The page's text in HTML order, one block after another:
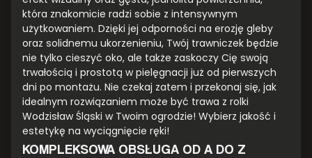
która znakomicie radzi sobie z intensywnym
użytkowaniem. Dzięki jej odporności na erozję gleby
oraz solidnemu ukorzenieniu, Twój trawniczek będzie
nie tylko cieszyć oko, ale także zaskoczy Cię swoją
trwałością i prostotą w pielęgnacji już od pierwszych
dni po montażu. Nie czekaj zatem i przekonaj się, jak
idealnym rozwiązaniem może być trawa z rolki
Wodzisław Śląski w Twoim ogrodzie! Wybierz jakość i
estetykę na wyciągnięcie ręki!
KOMPLEKSOWA OBSŁUGA OD A DO Z